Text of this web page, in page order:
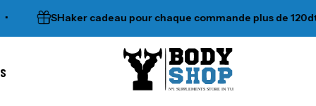
SHaker cadeau pour chaque commande plus de 120dt
N°1 SUPPLEMENTS STORE IN TUNISIA